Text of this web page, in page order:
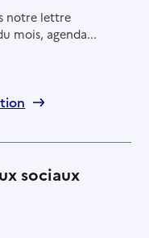
notre lettre
mois, agenda...
sociaux